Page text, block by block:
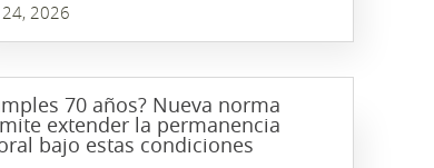
2026
70 años? Nueva norma
extender la permanencia
bajo estas condiciones